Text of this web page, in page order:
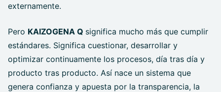
externamente.
Pero KAIZOGENA Q significa mucho más que cumplir
estándares. Significa cuestionar, desarrollar y
optimizar continuamente los procesos, día tras día y
producto tras producto. Así nace un sistema que
genera confianza y apuesta por la transparencia, la